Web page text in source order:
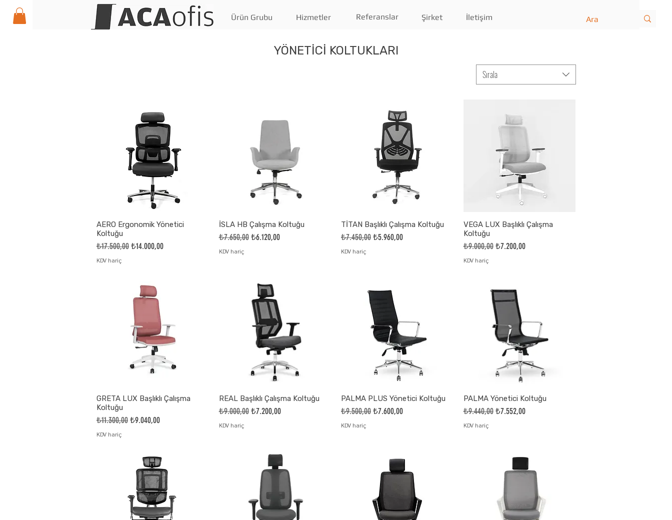
Ürün Grubu Hizmetler Referanslar Şirket İletişim
YÖNETİCİ KOLTUKLARI
Sırala
AERO Ergonomik Yönetici
Koltuğu
Normal Fiyat
₺17.500,00 İndirimli Fiyat
₺14.000,00
KDV hariç
İSLA HB Çalışma Koltuğu
Normal Fiyat
₺7.650,00 İndirimli Fiyat
₺6.120,00
KDV hariç
TİTAN Başlıklı Çalışma Koltuğu
Normal Fiyat
₺7.450,00 İndirimli Fiyat
₺5.960,00
KDV hariç
VEGA LUX Başlıklı Çalışma
Koltuğu
Normal Fiyat
₺9.000,00 İndirimli Fiyat
₺7.200,00
KDV hariç
GRETA LUX Başlıklı Çalışma
Koltuğu
Normal Fiyat
₺11.300,00 İndirimli Fiyat
₺9.040,00
KDV hariç
REAL Başlıklı Çalışma Koltuğu
Normal Fiyat
₺9.000,00 İndirimli Fiyat
₺7.200,00
KDV hariç
PALMA PLUS Yönetici Koltuğu
Normal Fiyat
₺9.500,00 İndirimli Fiyat
₺7.600,00
KDV hariç
PALMA Yönetici Koltuğu
Normal Fiyat
₺9.440,00 İndirimli Fiyat
₺7.552,00
KDV hariç